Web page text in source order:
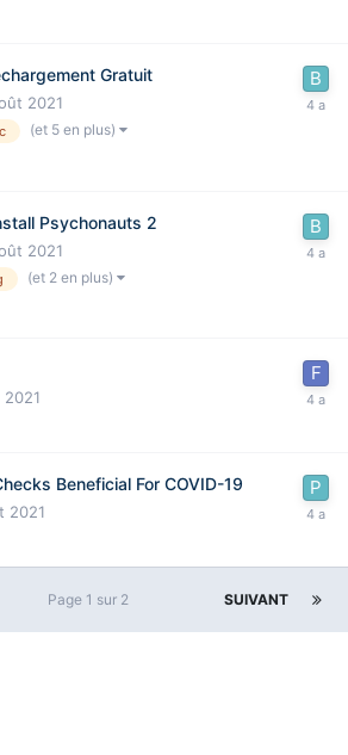
Gratuit
2021
(et 5 en plus)
Psychonauts 2
2021
(et 2 en plus)
Beneficial For COVID-19
2021
SUIVANT
Page 1 sur 2